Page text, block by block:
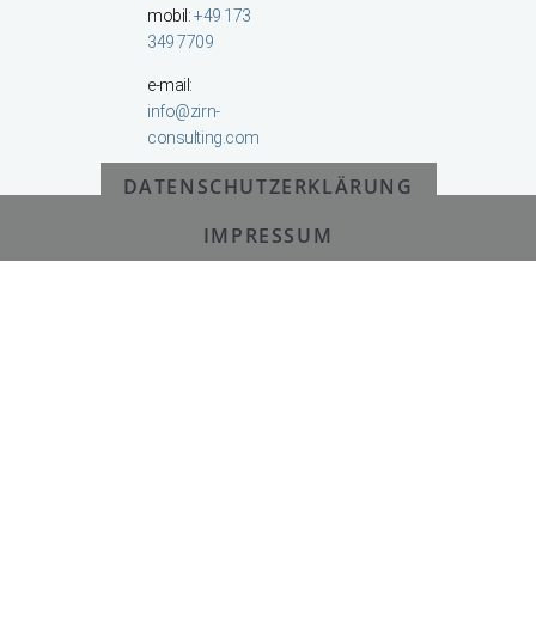
mobil:+49 173
349 7709
e-mail:
info@zirn-
consulting.com
DATENSCHUTZERKLÄRUNG
IMPRESSUM